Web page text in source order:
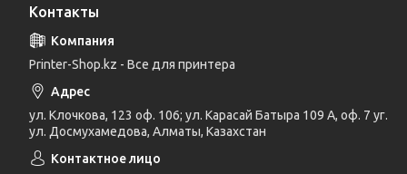
Контакты
Printer-Shop.kz - Все для принтера
ул. Клочкова, 123 оф. 106; ул. Карасай Батыра 109 А, оф. 7 уг.
ул. Досмухамедова, Алматы, Казахстан